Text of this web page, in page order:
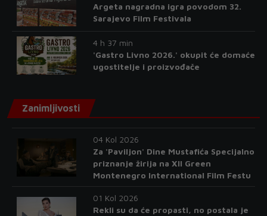
Argeta nagradna igra povodom 32.
Sarajevo Film Festivala
4 h 37 min
'Gastro Livno 2026.' okupit će domaće
ugostitelje i proizvođače
Zanimljivosti
04 Kol 2026
Za 'Paviljon' Dine Mustafića Specijalno
priznanje žirija na XII Green
Montenegro International Film Festu
01 Kol 2026
Rekli su da će propasti, no postala je